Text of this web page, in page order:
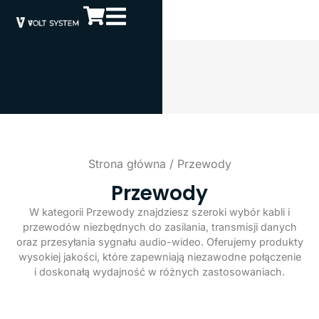
Strona główna / Przewody
Przewody
W kategorii Przewody znajdziesz szeroki wybór kabli i
przewodów niezbędnych do zasilania, transmisji danych
oraz przesyłania sygnału audio-wideo. Oferujemy produkty
wysokiej jakości, które zapewniają niezawodne połączenie
i doskonałą wydajność w różnych zastosowaniach.